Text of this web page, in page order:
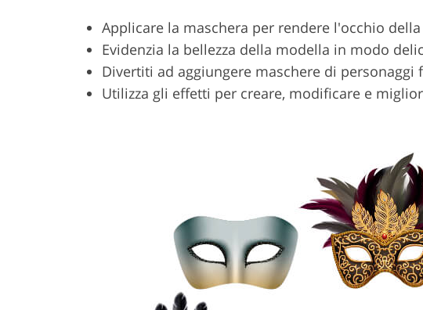
Applicare la maschera per rendere l'occhio
Evidenzia la bellezza della modella in modo
Divertiti ad aggiungere maschere di personaggi
Utilizza gli effetti per creare, modificare e